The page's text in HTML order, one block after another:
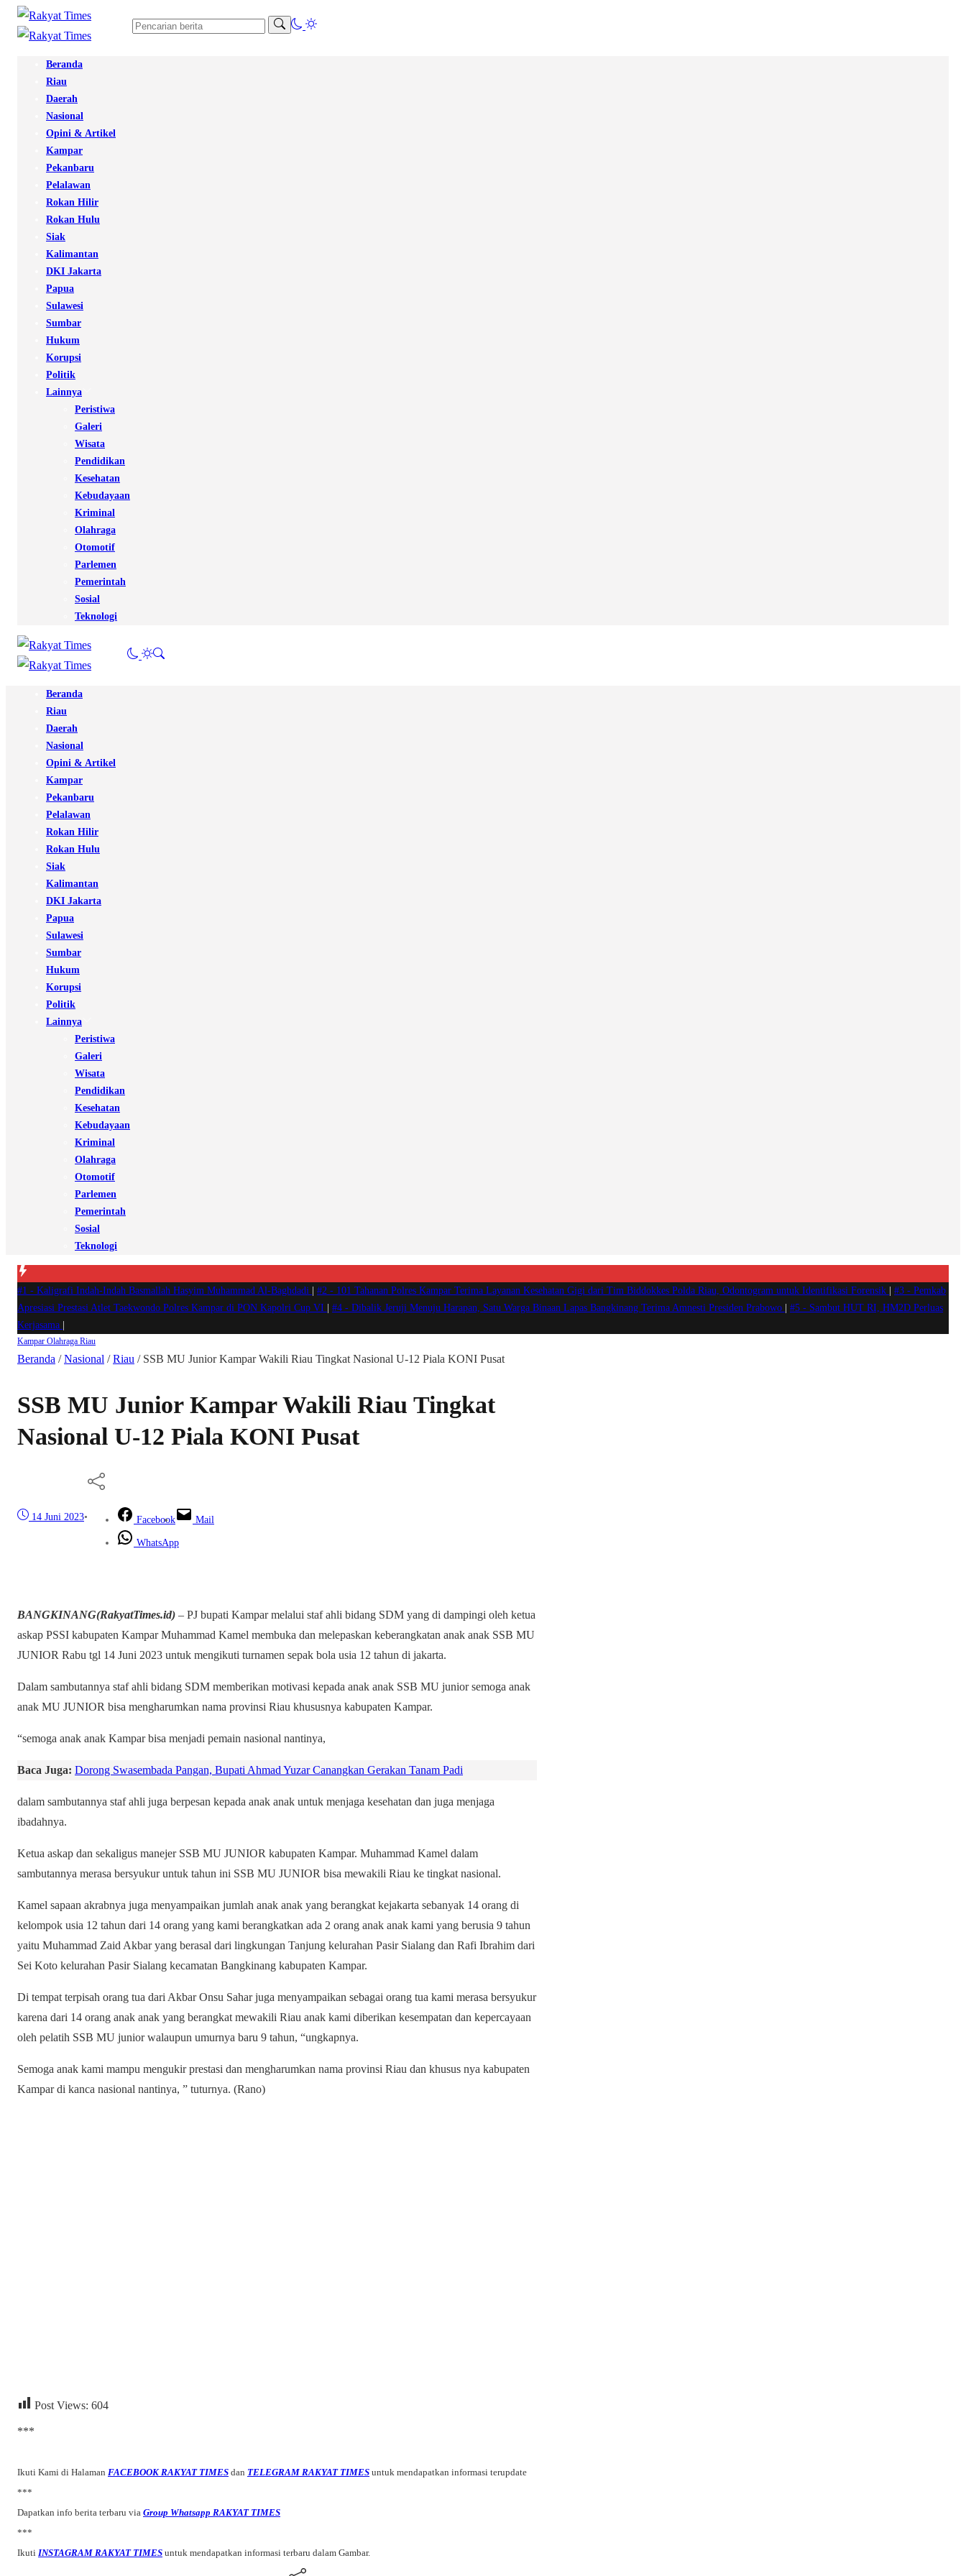
Beranda
Riau
Daerah
Nasional
Opini & Artikel
Kampar
Pekanbaru
Pelalawan
Rokan Hilir
Rokan Hulu
Siak
Kalimantan
DKI Jakarta
Papua
Sulawesi
Sumbar
Hukum
Korupsi
Politik
Lainnya
Peristiwa
Galeri
Wisata
Pendidikan
Kesehatan
Kebudayaan
Kriminal
Olahraga
Otomotif
Parlemen
Pemerintah
Sosial
Teknologi
Beranda
Riau
Daerah
Nasional
Opini & Artikel
Kampar
Pekanbaru
Pelalawan
Rokan Hilir
Rokan Hulu
Siak
Kalimantan
DKI Jakarta
Papua
Sulawesi
Sumbar
Hukum
Korupsi
Politik
Lainnya
Peristiwa
Galeri
Wisata
Pendidikan
Kesehatan
Kebudayaan
Kriminal
Olahraga
Otomotif
Parlemen
Pemerintah
Sosial
Teknologi
#1 - Kaligrafi Indah-Indah Basmallah Hasyim Muhammad Al-Baghdadi #2 - 101 Tahanan Polres Kampar Terima Layanan Kesehatan Gigi dari Tim Biddokkes Polda Riau, Odontogram untuk Identifikasi Forensik #3 - Pemkab
Apresiasi Prestasi Atlet Taekwondo Polres Kampar di PON Kapolri Cup VI
#4 - Dibalik Jeruji Menuju Harapan, Satu Warga Binaan Lapas Bangkinang Terima Amnesti Presiden Prabowo #5 - Sambut HUT RI, HM2D Perluas
Kerjasama
Kampar Olahraga Riau
Beranda /Nasional /Riau / SSB MU Junior Kampar Wakili Riau Tingkat Nasional U-12 Piala KONI Pusat
SSB MU Junior Kampar Wakili Riau Tingkat
Nasional U-12 Piala KONI Pusat
14 Juni 2023• Facebook Mail
WhatsApp
BANGKINANG(RakyatTimes.id) – PJ bupati Kampar melalui staf ahli bidang SDM yang di dampingi oleh ketua
askap PSSI kabupaten Kampar Muhammad Kamel membuka dan melepaskan keberangkatan anak anak SSB MU
JUNIOR Rabu tgl 14 Juni 2023 untuk mengikuti turnamen sepak bola usia 12 tahun di jakarta.
Dalam sambutannya staf ahli bidang SDM memberikan motivasi kepada anak anak SSB MU junior semoga anak
anak MU JUNIOR bisa mengharumkan nama provinsi Riau khususnya kabupaten Kampar.
“semoga anak anak Kampar bisa menjadi pemain nasional nantinya,
Baca Juga: Dorong Swasembada Pangan, Bupati Ahmad Yuzar Canangkan Gerakan Tanam Padi
dalam sambutannya staf ahli juga berpesan kepada anak anak untuk menjaga kesehatan dan juga menjaga
ibadahnya.
Ketua askap dan sekaligus manejer SSB MU JUNIOR kabupaten Kampar. Muhammad Kamel dalam
sambutannya merasa bersyukur untuk tahun ini SSB MU JUNIOR bisa mewakili Riau ke tingkat nasional.
Kamel sapaan akrabnya juga menyampaikan jumlah anak anak yang berangkat kejakarta sebanyak 14 orang di
kelompok usia 12 tahun dari 14 orang yang kami berangkatkan ada 2 orang anak anak kami yang berusia 9 tahun
yaitu Muhammad Zaid Akbar yang berasal dari lingkungan Tanjung kelurahan Pasir Sialang dan Rafi Ibrahim dari
Sei Koto kelurahan Pasir Sialang kecamatan Bangkinang kabupaten Kampar.
Di tempat terpisah orang tua dari Akbar Onsu Sahar juga menyampaikan sebagai orang tua kami merasa bersyukur
karena dari 14 orang anak anak yang berangkat mewakili Riau anak kami diberikan kesempatan dan kepercayaan
oleh pelatih SSB MU junior walaupun umurnya baru 9 tahun, “ungkapnya.
Semoga anak kami mampu mengukir prestasi dan mengharumkan nama provinsi Riau dan khusus nya kabupaten
Kampar di kanca nasional nantinya, ” tuturnya. (Rano)
Post Views: 604
***
Ikuti Kami di Halaman FACEBOOK RAKYAT TIMES dan TELEGRAM RAKYAT TIMES untuk mendapatkan informasi terupdate
***
Dapatkan info berita terbaru via Group Whatsapp RAKYAT TIMES
***
Ikuti INSTAGRAM RAKYAT TIMES untuk mendapatkan informasi terbaru dalam Gambar.